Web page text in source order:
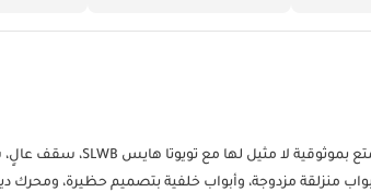
منزلقة مزدوجة، وأبواب خلفية بتصميم حظيرة، ومحرك